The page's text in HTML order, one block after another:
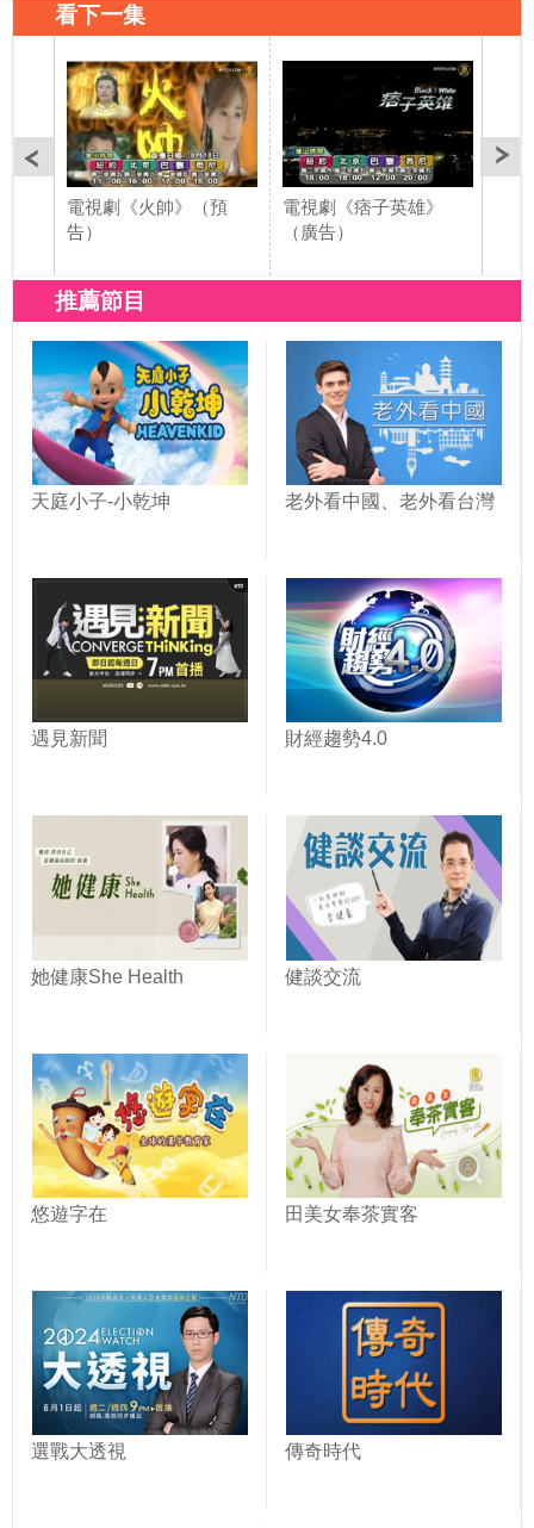
看下一集
電視劇《火帥》（預
告）
電視劇《痞子英雄》
（廣告）
推薦節目
天庭小子-小乾坤 老外看中國、老外看台灣
遇見新聞 財經趨勢4.0
她健康She Health 健談交流
悠遊字在 田美女奉茶實客
選戰大透視 傳奇時代